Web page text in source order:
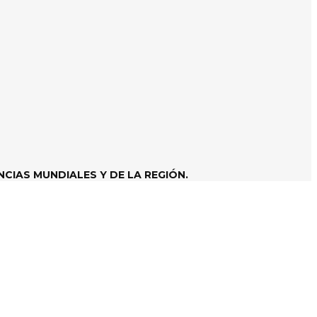
MUNDIALES Y DE LA REGIÓN.